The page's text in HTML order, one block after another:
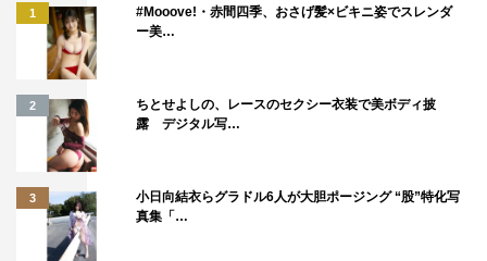
1
#Mooove!・赤間四季、おさげ髪×ビキニ姿でスレンダ
ー美…
2
ちとせよしの、レースのセクシー衣装で美ボディ披
露 デジタル写…
3
小日向結衣らグラドル6人が大胆ポージング “股”特化写
真集「…